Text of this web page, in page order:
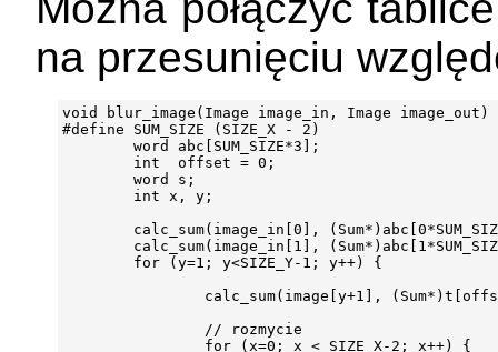
na przesunięciu
void blur_image(Image image_in, Image image_out)
#define SUM_SIZE (SIZE_X - 2)
        word abc[SUM_SIZE*3];
        int  offset = 0;
        word s;
        int x, y;
calc_sum(image_in[0],
calc_sum(image_in[1],
        for (y=1; y<SIZE_Y-1; y++) {
calc_sum(image[y+1],
                // rozmycie
                for (x=0; x < SIZE_X-2; x++) {